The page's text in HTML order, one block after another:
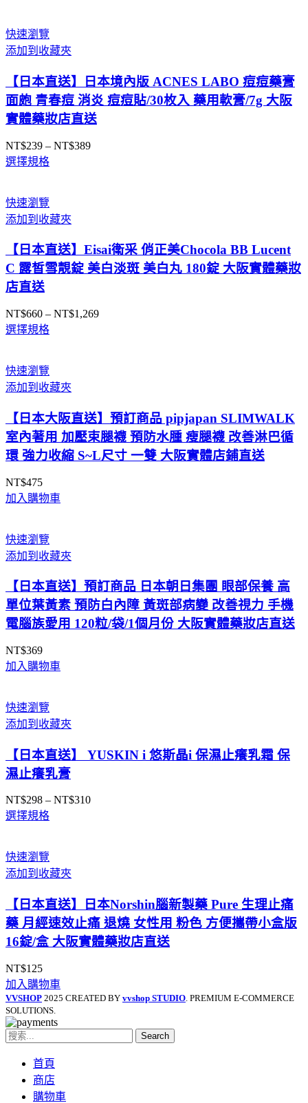
快速瀏覽
添加到收藏夾
【日本直送】日本境內版 ACNES LABO 痘痘藥膏
面皰 青春痘 消炎 痘痘貼/30枚入 藥用軟膏/7g 大阪
實體藥妝店直送
NT$239 – NT$389價
NT$389
選擇規格
快速瀏覽
添加到收藏夾
【日本直送】Eisai衛采 俏正美Chocola BB Lucent
C 露皙雪靚錠 美白淡斑 美白丸 180錠 大阪實體藥妝
店直送
NT$660 – NT$1,269價
選擇規格
快速瀏覽
添加到收藏夾
【日本大阪直送】預訂商品 pipjapan SLIMWALK
室內著用 加壓束腿襪 預防水腫 瘦腿襪 改善淋巴循
環 強力收縮 S~L尺寸 一雙 大阪實體店鋪直送
NT$475
加入購物車
快速瀏覽
添加到收藏夾
【日本直送】預訂商品 日本朝日集團 眼部保養 高
單位葉黃素 預防白內障 黃斑部病變 改善視力 手機
電腦族愛用 120粒/袋/1個月份 大阪實體藥妝店直送
NT$369
加入購物車
快速瀏覽
添加到收藏夾
【日本直送】 YUSKIN i 悠斯晶i 保濕止癢乳霜 保
濕止癢乳膏
NT$298 – NT$310價
選擇規格
快速瀏覽
添加到收藏夾
【日本直送】日本Norshin腦新製藥 Pure 生理止痛
藥 月經速效止痛 退燒 女性用 粉色 方便攜帶小盒版
16錠/盒 大阪實體藥妝店直送
NT$125
加入購物車
VVSHOP 2025 CREATED BY vvshop STUDIO . PREMIUM E-COMMERCE
SOLUTIONS.
Search
首頁
商店
購物車